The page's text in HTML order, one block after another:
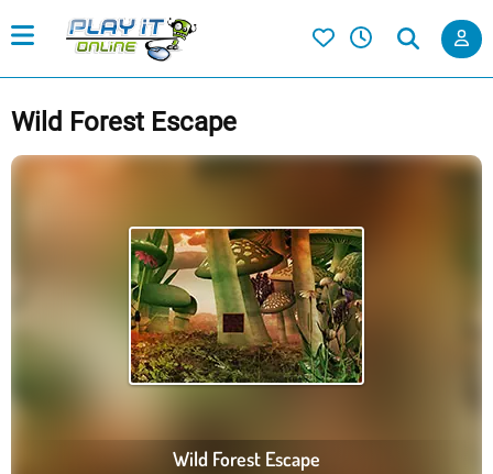
Wild Forest Escape
Wild Forest Escape